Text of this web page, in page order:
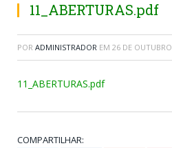
11_ABERTURAS.pdf
POR ADMINISTRADOR EM 26 DE
11_ABERTURAS.pdf
COMPARTILHAR: